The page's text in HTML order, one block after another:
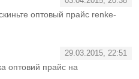
оптовый прайс renke-
29.03.2015, 22:51
оптовий прайс на